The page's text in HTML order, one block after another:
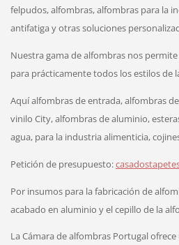
felpudos, alfombras, alfombras para la
antifatiga y otras soluciones
Nuestra gama de alfombras nos
para prácticamente todos los estilos de
Aquí alfombras de entrada, alfombras
vinilo City, alfombras de aluminio,
agua, para la industria alimenticia,
Petición de presupuesto:
Por insumos para la fabricación de
acabado en aluminio y el cepillo de la
La Cámara de alfombras Portugal